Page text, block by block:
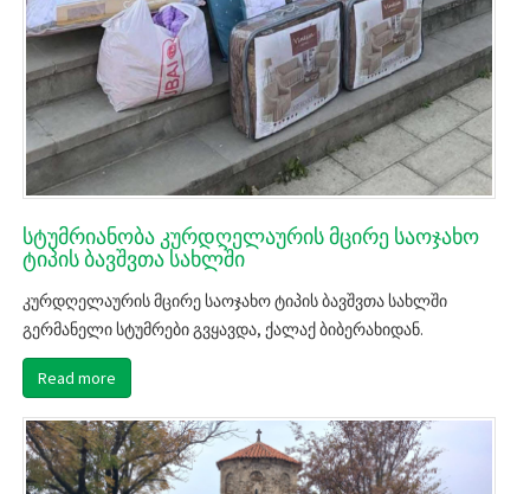
სტუმრიანობა კურდღელაურის მცირე საოჯახო
ტიპის ბავშვთა სახლში
კურდღელაურის მცირე საოჯახო ტიპის ბავშვთა სახლში
გერმანელი სტუმრები გვყავდა, ქალაქ ბიბერახიდან.
Read more